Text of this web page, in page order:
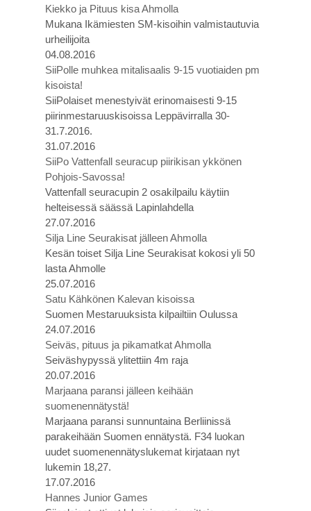
Kiekko ja Pituus kisa Ahmolla
Mukana Ikämiesten SM-kisoihin valmistautuvia
urheilijoita
04.08.2016
SiiPolle muhkea mitalisaalis 9-15 vuotiaiden pm
kisoista!
SiiPolaiset menestyivät erinomaisesti 9-15
piirinmestaruuskisoissa Leppävirralla 30-
31.7.2016.
31.07.2016
SiiPo Vattenfall seuracup piirikisan ykkönen
Pohjois-Savossa!
Vattenfall seuracupin 2 osakilpailu käytiin
helteisessä säässä Lapinlahdella
27.07.2016
Silja Line Seurakisat jälleen Ahmolla
Kesän toiset Silja Line Seurakisat kokosi yli 50
lasta Ahmolle
25.07.2016
Satu Kähkönen Kalevan kisoissa
Suomen Mestaruuksista kilpailtiin Oulussa
24.07.2016
Seiväs, pituus ja pikamatkat Ahmolla
Seiväshypyssä ylitettiin 4m raja
20.07.2016
Marjaana paransi jälleen keihään
suomenennätystä!
Marjaana paransi sunnuntaina Berliinissä
parakeihään Suomen ennätystä. F34 luokan
uudet suomenennätyslukemat kirjataan nyt
lukemin 18,27.
17.07.2016
Hannes Junior Games